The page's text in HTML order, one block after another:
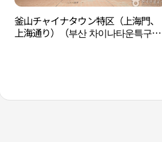
釜山チャイナタウン特区（上海門、
上海通り）（부산 차이나타운특구